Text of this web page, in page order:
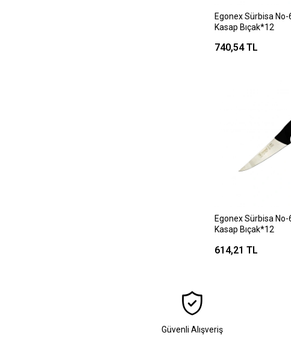
Egonex Sürbisa
Kasap Bıçak*12
740,54 TL
Egonex Sürbisa
Kasap Bıçak*12
614,21 TL
Güvenli Alışveriş